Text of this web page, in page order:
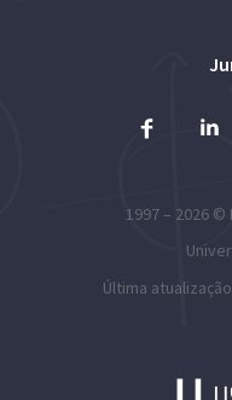
1997 – 2026 ©
Última